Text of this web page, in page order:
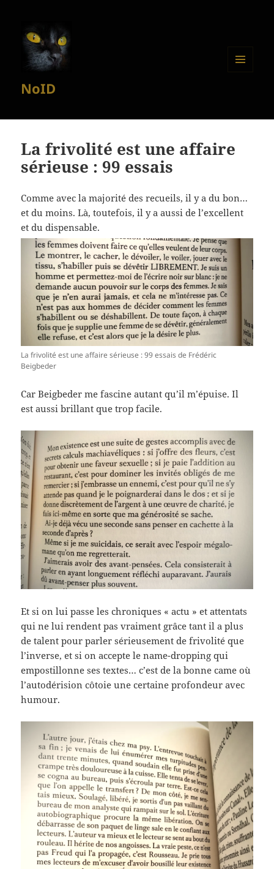
NoID
La frivolité est une affaire
sérieuse : 99 essais
Comme avec la majorité des recueils, il y a du bon…
et du moins. Là, toutefois, il y a aussi de l’excellent
et du dispensable.
La frivolité est une affaire sérieuse : 99 essais de Frédéric
Beigbeder
Car Beigbeder me fascine autant qu’il m’épuise. Il
est aussi brillant que trop facile.
Et si on lui passe les chroniques « actu » et attentats
qui ne lui rendent pas vraiment grâce tant il a plus
de talent pour parler sérieusement de frivolité que
l’inverse, et si on accepte le name-dropping qui
empostillonne ses textes… c’est de la bonne came où
l’autodérision côtoie une certaine profondeur avec
humour.